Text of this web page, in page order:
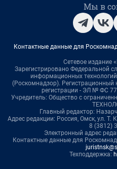
Мы в
Контактные данные для
Сетевое издание
Зарегистрировано Федеральной
информационных
(Роскомнадзор).
регистрации - ЭЛ № ФС
Учредитель: Общество с
Главный редактор:
Адрес редакции: Россия, Омск, ул. Т.
8 (3812)
Электронный адрес
Контактные данные для
Техподдержка: